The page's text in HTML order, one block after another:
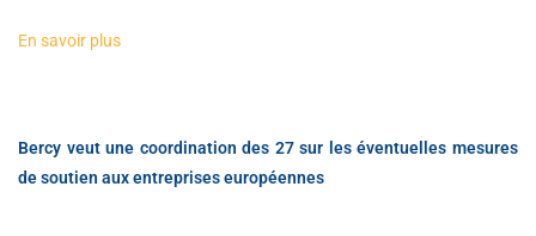
En savoir plus
Bercy veut une coordination des 27 sur les éventuelles mesures
de soutien aux entreprises européennes